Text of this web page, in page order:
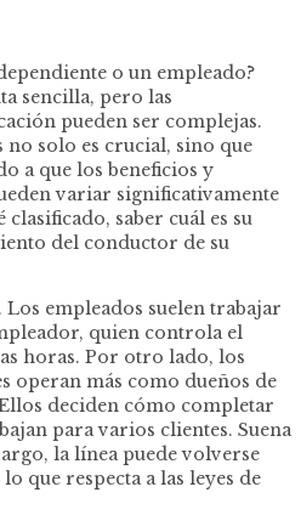
o un empleado?
sencilla, pero las
pueden ser complejas.
solo es crucial, sino que
a que los beneficios y
variar significativamente
saber cuál es su
del conductor de su
empleados suelen trabajar
quien controla el
horas. Por otro lado, los
operan más como dueños de
deciden cómo completar
para varios clientes. Suena
la línea puede volverse
que respecta a las leyes de